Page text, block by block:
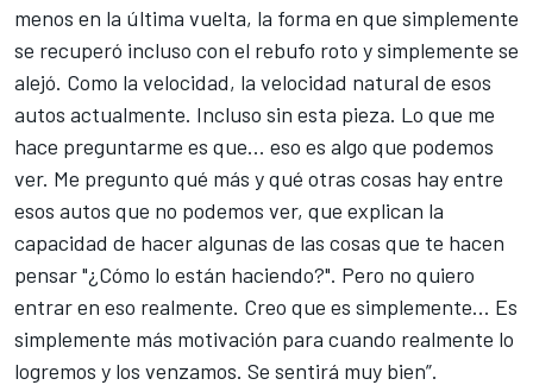
menos en la última vuelta, la forma en que simplemente
se recuperó incluso con el rebufo roto y simplemente se
alejó. Como la velocidad, la velocidad natural de esos
autos actualmente. Incluso sin esta pieza. Lo que me
hace preguntarme es que... eso es algo que podemos
ver. Me pregunto qué más y qué otras cosas hay entre
esos autos que no podemos ver, que explican la
capacidad de hacer algunas de las cosas que te hacen
pensar "¿Cómo lo están haciendo?". Pero no quiero
entrar en eso realmente. Creo que es simplemente... Es
simplemente más motivación para cuando realmente lo
logremos y los venzamos. Se sentirá muy bien”.